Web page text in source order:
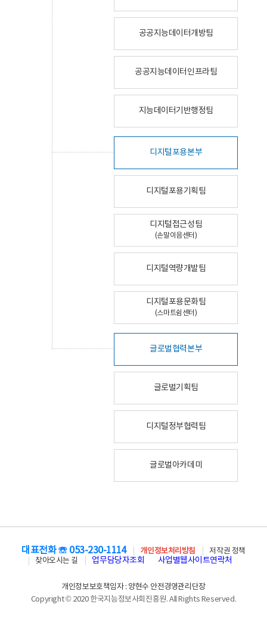
공공지능데이터개방팀
공공지능데이터인프라팀
지능데이터기반행정팀
디지털포용본부
디지털포용기획팀
디지털접근성팀
(손말이음센터)
디지털역량개발팀
디지털포용문화팀
(스마트쉼센터)
글로벌협력본부
글로벌기획팀
디지털정부협력팀
글로벌아카데미
대표전화 ☏ 053-230-1114 개인정보처리방침
저작권 정책
찾아오시는 길
업무담당자조회 사업별웹사이트연락처
개인정보보호책임자 : 양현수 안전경영관리단장
Copyright © 2020 한국지능정보사회진흥원. All Rights Reserved.